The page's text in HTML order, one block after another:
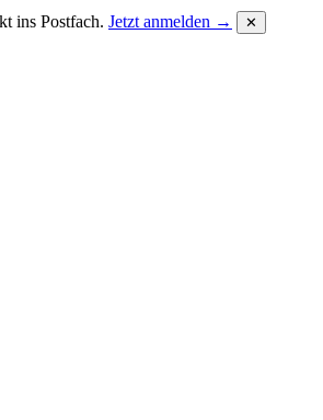
ins Postfach. Jetzt anmelden → ✕